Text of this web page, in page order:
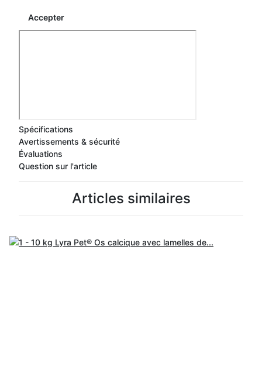
Accepter
Spécifications
Avertissements & sécurité
Évaluations
Question sur l'article
Articles similaires